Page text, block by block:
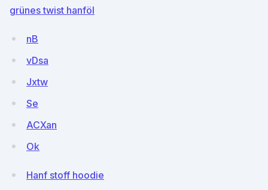
grünes twist hanföl
nB
vDsa
Jxtw
Se
ACXan
Ok
Hanf stoff hoodie